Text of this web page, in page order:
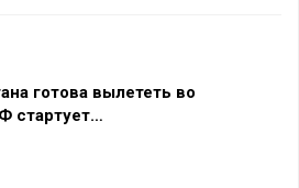
готова вылететь во
стартует…